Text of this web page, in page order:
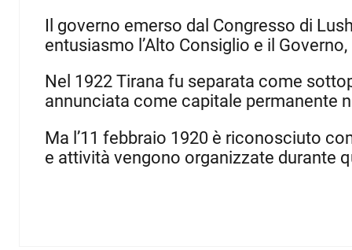
Il governo emerso dal Congresso di
entusiasmo l’Alto Consiglio e il
Nel 1922 Tirana fu separata come
annunciata come capitale permanente
Ma l’11 febbraio 1920 è riconosciuto
e attività vengono organizzate durante